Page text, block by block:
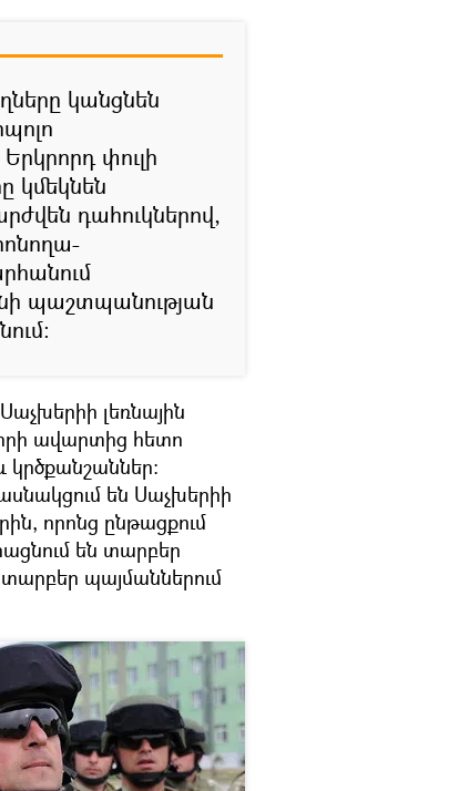
կանցնեն
փուլի
կմեկնեն
դահուկներով,
պաշտպանության
լեռնային
ավարտից հետո
են Սաչխերիի
որոնց ընթացքում
են տարբեր
տարբեր պայմաններում